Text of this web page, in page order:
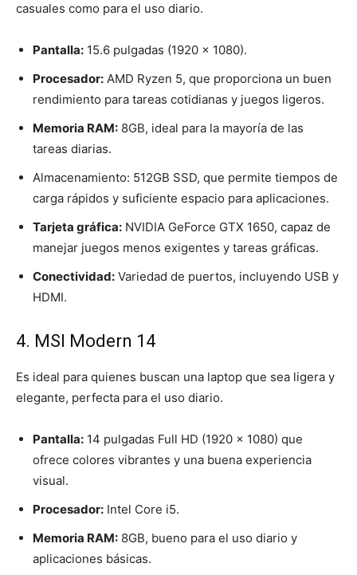
casuales como para el uso diario.
Pantalla: 15.6 pulgadas (1920 x 1080).
Procesador: AMD Ryzen 5, que proporciona un buen
rendimiento para tareas cotidianas y juegos ligeros.
Memoria RAM: 8GB, ideal para la mayoría de las
tareas diarias.
Almacenamiento: 512GB SSD, que permite tiempos de
carga rápidos y suficiente espacio para aplicaciones.
Tarjeta gráfica: NVIDIA GeForce GTX 1650, capaz de
manejar juegos menos exigentes y tareas gráficas.
Conectividad: Variedad de puertos, incluyendo USB y
HDMI.
4. MSI Modern 14
Es ideal para quienes buscan una laptop que sea ligera y
elegante, perfecta para el uso diario.
Pantalla: 14 pulgadas Full HD (1920 x 1080) que
ofrece colores vibrantes y una buena experiencia
visual.
Procesador: Intel Core i5.
Memoria RAM: 8GB, bueno para el uso diario y
aplicaciones básicas.